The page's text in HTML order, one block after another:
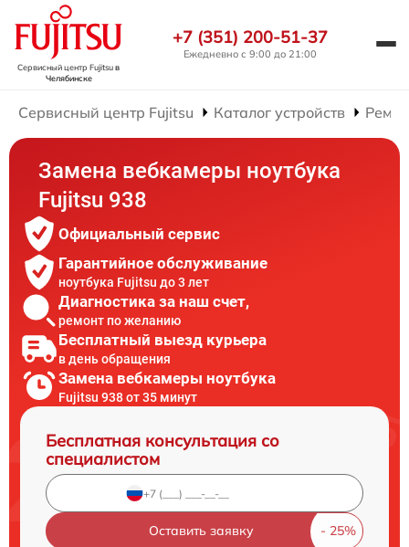
Сервисный центр Fujitsuв
Челябинске
+7 (351) 200-51-37
Ежедневно с 9:00 до 21:00
Сервисный центр Fujitsu Каталог устройств
Замена вебкамеры ноутбука
Fujitsu 938
Официальный сервис
Гарантийное обслуживание
ноутбука Fujitsu до 3 лет
Диагностика за наш счет,
ремонт по желанию
Бесплатный выезд курьера
в день обращения
Замена вебкамеры ноутбука
Fujitsu 938 от 35 минут
Бесплатная консультация со
специалистом
Оставить заявку